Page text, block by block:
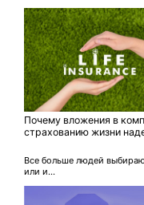
Почему вложения в
страхованию жизни
Все больше людей
или и...